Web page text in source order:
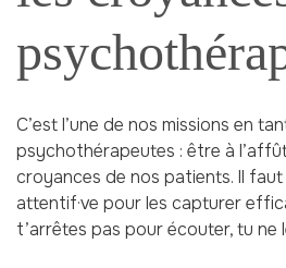
C’est l’une de nos missions en
psychothérapeutes : être à
croyances de nos patients. Il
attentif·ve pour les capturer
t’arrêtes pas pour écouter, tu ne